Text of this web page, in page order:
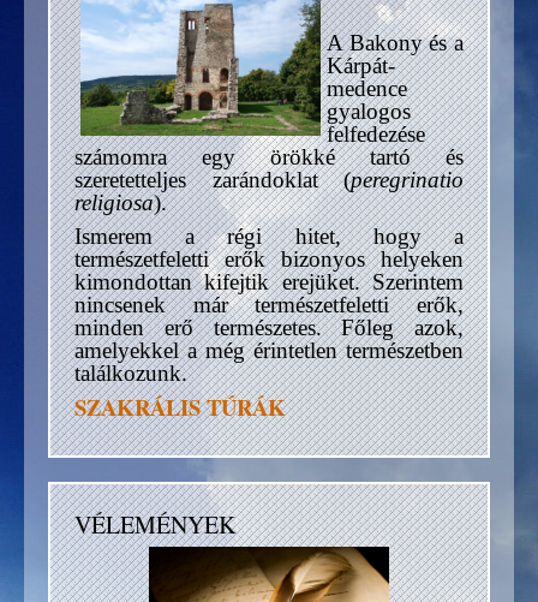
A Bakony és a
Kárpát-
medence
gyalogos
felfedezése
számomra egy örökké tartó és
szeretetteljes zarándoklat (peregrinatio
religiosa).
Ismerem a régi hitet, hogy a
természetfeletti erők bizonyos helyeken
kimondottan kifejtik erejüket. Szerintem
nincsenek már természetfeletti erők,
minden erő természetes. Főleg azok,
amelyekkel a még érintetlen természetben
találkozunk.
SZAKRÁLIS TÚRÁK
VÉLEMÉNYEK